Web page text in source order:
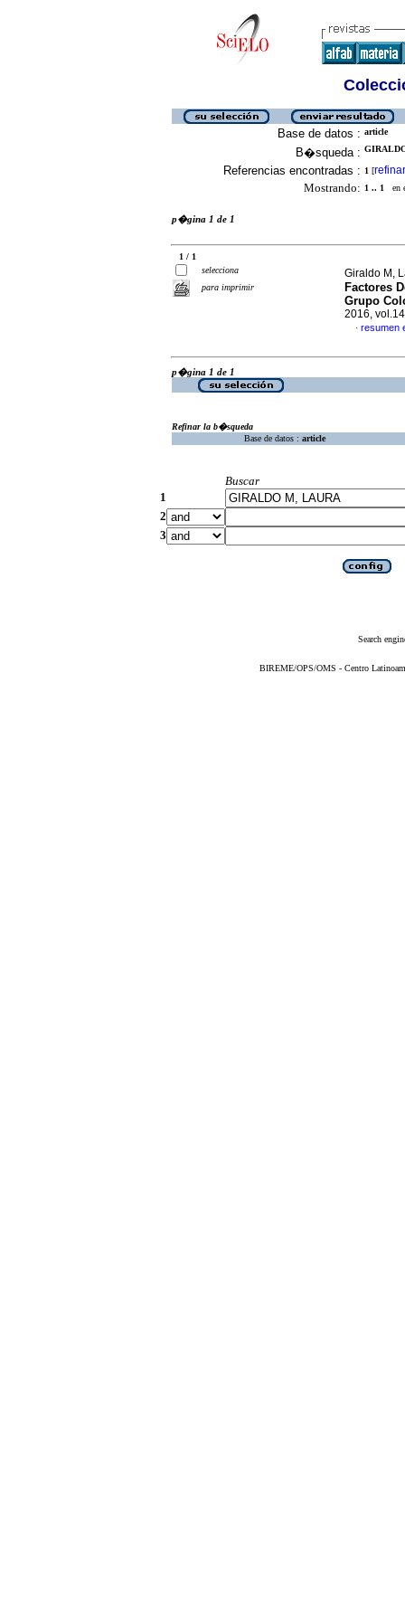
Base de datos : article
B�squeda :
Referencias encontradas : 1 [refinar
Mostrando: 1 .. 1 en
p�gina 1 de 1
1 / 1
selecciona
para imprimir
Giraldo M,
Factores
Grupo
2016,
· resumen
p�gina 1 de 1
Refinar la b�squeda
Base de datos : article
Buscar
1
2
3
Search
BIREME/OPS/OMS - Centro